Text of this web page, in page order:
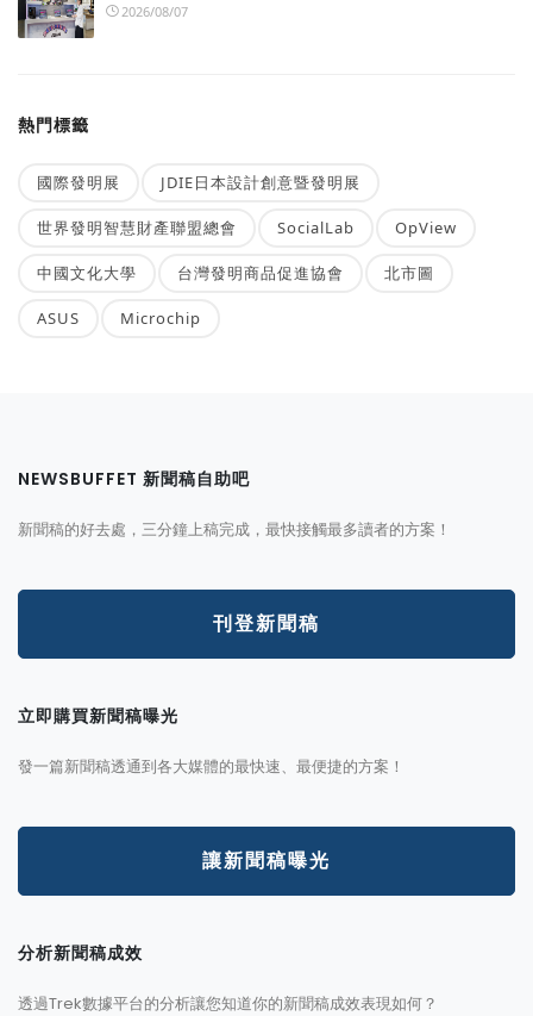
2026/08/07
熱門標籤
國際發明展 JDIE日本設計創意暨發明展
世界發明智慧財產聯盟總會 SocialLab OpView
中國文化大學 台灣發明商品促進協會 北市圖
ASUS Microchip
NEWSBUFFET 新聞稿自助吧
新聞稿的好去處，三分鐘上稿完成，最快接觸最多讀者的方案！
刊登新聞稿
立即購買新聞稿曝光
發一篇新聞稿透通到各大媒體的最快速、最便捷的方案！
讓新聞稿曝光
分析新聞稿成效
透過Trek數據平台的分析讓您知道你的新聞稿成效表現如何？